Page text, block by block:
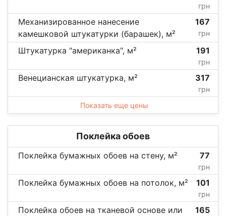
грн
Механизированное нанесение
камешковой штукатурки (барашек), м²
167
грн
Штукатурка "американка", м² 191
грн
Венецианская штукатурка, м² 317
грн
Показать еще цены
Поклейка обоев
Поклейка бумажных обоев на стену, м² 77
грн
Поклейка бумажных обоев на потолок, м² 101
грн
Поклейка обоев на тканевой основе или
165